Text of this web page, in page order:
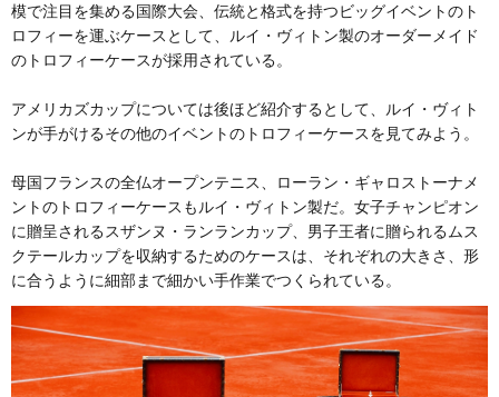
模で注目を集める国際大会、伝統と格式を持つビッグイベントのト
ロフィーを運ぶケースとして、ルイ・ヴィトン製のオーダーメイド
のトロフィーケースが採用されている。
アメリカズカップについては後ほど紹介するとして、ルイ・ヴィト
ンが手がけるその他のイベントのトロフィーケースを見てみよう。
母国フランスの全仏オープンテニス、ローラン・ギャロストーナメ
ントのトロフィーケースもルイ・ヴィトン製だ。女子チャンピオン
に贈呈されるスザンヌ・ランランカップ、男子王者に贈られるムス
クテールカップを収納するためのケースは、それぞれの大きさ、形
に合うように細部まで細かい手作業でつくられている。